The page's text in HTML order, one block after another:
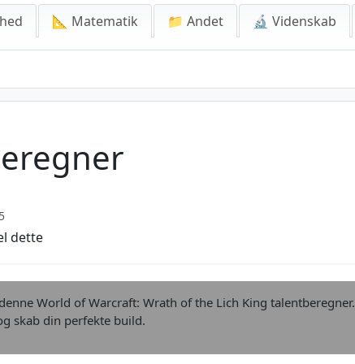
📐 Matematik 📁 Andet 🔬 Videnskab
dette
World of Warcraft: Wrath of the Lich King talentberegner.
skab din perfekte build.